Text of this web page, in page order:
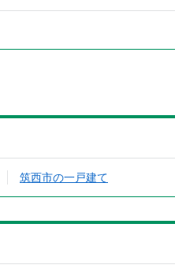
筑西市の一戸建て